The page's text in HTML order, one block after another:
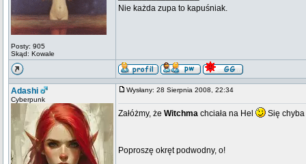
Posty: 905
Skąd: Kowale
Nie każda zupa to kapuśniak.
Adashi
Cyberpunk
Wysłany: 28 Sierpnia 2008, 22:34
Załóżmy, że Witchma chciała na Hel Się
Poproszę okręt podwodny, o!